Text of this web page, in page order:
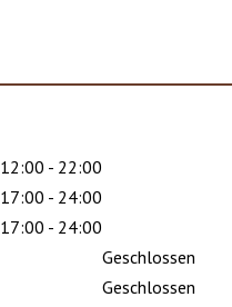
12:00 - 22:00
17:00 - 24:00
17:00 - 24:00
Geschlossen
Geschlossen